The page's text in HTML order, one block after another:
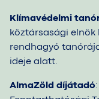
Klímavédelmi
köztársasági elnök
rendhagyó
ideje alatt.
AlmaZöld díjátadó